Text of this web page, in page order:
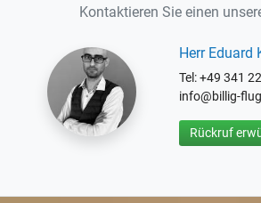
Kontaktieren Sie einen
Herr Eduard
Tel: +49 341
info@billig-
Rückruf